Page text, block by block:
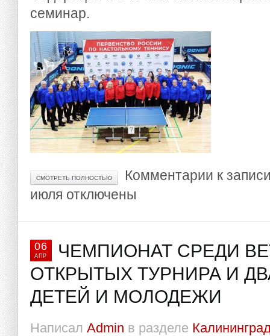
семинар.
СМОТРЕТЬ ПОЛНОСТЬЮ Комментарии к
июля отключены
06
АПР
ЧЕМПИОНАТ СРЕДИ
ОТКРЫТЫХ ТУРНИРА И
ДЕТЕЙ И МОЛОДЕЖИ
Написал Admin в разделе